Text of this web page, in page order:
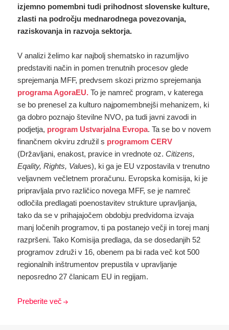
izjemno pomembni tudi prihodnost slovenske kulture,
zlasti na področju mednarodnega povezovanja,
raziskovanja in razvoja sektorja.
V analizi želimo kar najbolj shematsko in razumljivo
predstaviti način in pomen trenutnih procesov glede
sprejemanja MFF, predvsem skozi prizmo sprejemanja
programa AgoraEU. To je namreč program, v katerega
se bo prenesel za kulturo najpomembnejši mehanizem, ki
ga dobro poznajo številne NVO, pa tudi javni zavodi in
podjetja, program Ustvarjalna Evropa. Ta se bo v novem
finančnem okviru združil s programom CERV
(Državljani, enakost, pravice in vrednote oz.Citizens,
Eqality, Rights, Values), ki ga je EU vzpostavila v trenutno
veljavnem večletnem proračunu. Evropska komisija, ki je
pripravljala prvo različico novega MFF, se je namreč
odločila predlagati poenostavitev strukture upravljanja,
tako da se v prihajajočem obdobju predvidoma izvaja
manj ločenih programov, ti pa postanejo večji in torej manj
razpršeni. Tako Komisija predlaga, da se dosedanjih 52
programov združi v 16, obenem pa bi rada več kot 500
regionalnih inštrumentov prepustila v upravljanje
neposredno 27 članicam EU in regijam.
Preberite več